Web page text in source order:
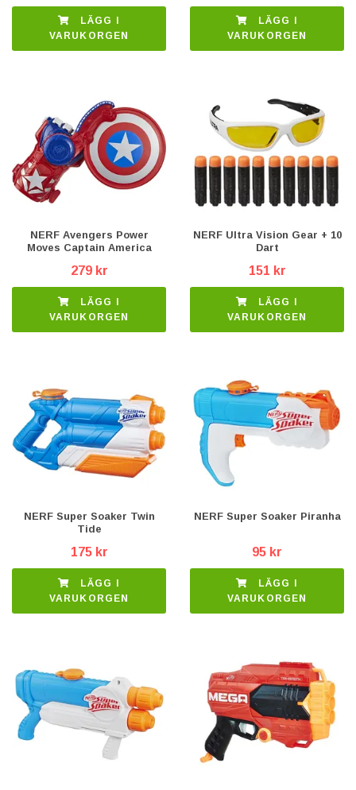
VARUKORGEN
VARUKORGEN
NERF Avengers Power
Moves Captain America
279 kr
VARUKORGEN
NERF Ultra Vision Gear + 10
Dart
151 kr
VARUKORGEN
NERF Super Soaker Twin
Tide
175 kr
VARUKORGEN
NERF Super Soaker Piranha
95 kr
VARUKORGEN